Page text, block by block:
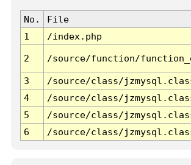
No. File
1
/index.php
2 /source/function/
3 /source/class/
4
/source/class/
5
/source/class/
6
/source/class/